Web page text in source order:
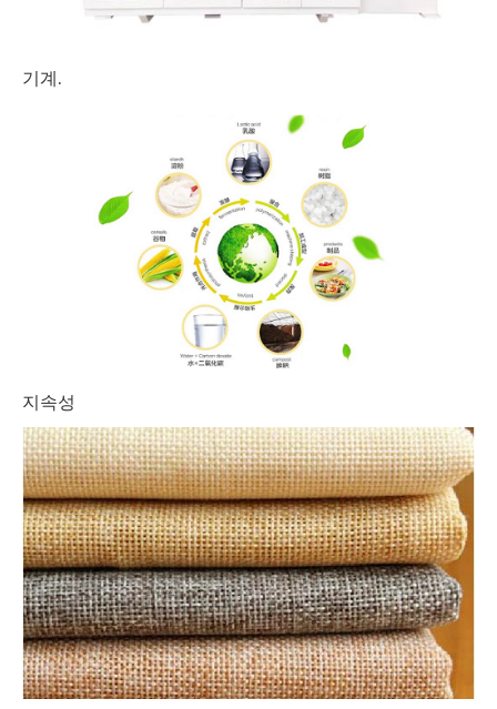
기계.
지속성